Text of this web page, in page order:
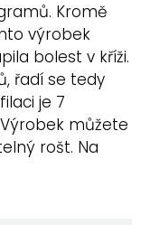
Kromě
výrobek
bolest v kříži.
řadí se tedy
je 7
můžete
rošt. Na